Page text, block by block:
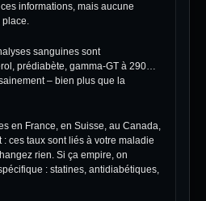
informations, mais aucune
place.
sanguines sont
prédiabète, gamma-GT à 290…
– bien plus que la
en France, en Suisse, au Canada,
ces taux sont liés à votre maladie
rien. Si ça empire, on
: statines, antidiabétiques,